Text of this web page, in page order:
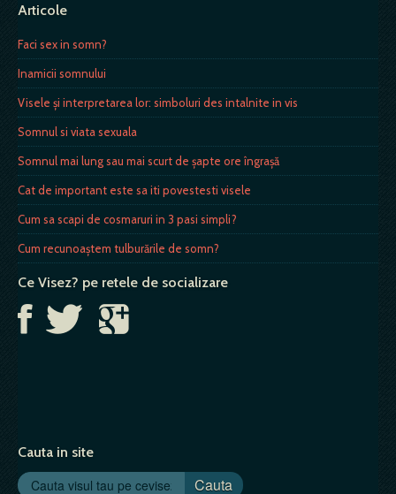
Articole
Faci sex in somn?
Inamicii somnului
Visele și interpretarea lor: simboluri des intalnite in vis
Somnul si viata sexuala
Somnul mai lung sau mai scurt de şapte ore îngraşă
Cat de important este sa iti povestesti visele
Cum sa scapi de cosmaruri in 3 pasi simpli?
Cum recunoaştem tulburările de somn?
Ce Visez? pe retele de socializare
Cauta in site
Cauta